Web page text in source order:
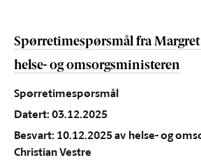
Spørretimespørsmål fra
helse- og omsorgsministeren
Spørretimespørsmål
Datert: 03.12.2025
Besvart: 10.12.2025 av helse- og
Christian Vestre